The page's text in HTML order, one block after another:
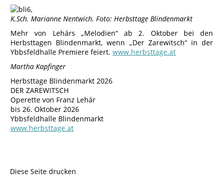
‚
K.Sch. Marianne Nentwich. Foto: Herbsttage Blindenmarkt
Mehr von Lehárs „Melodien“ ab 2. Oktober bei den
Herbsttagen Blindenmarkt, wenn „Der Zarewitsch“ in der
Ybbsfeldhalle Premiere feiert. www.herbsttage.at
Martha Kapfinger
Herbsttage Blindenmarkt 2026
DER ZAREWITSCH
Operette von Franz Lehár
bis 26. Oktober 2026
Ybbsfeldhalle Blindenmarkt
www.herbsttage.at
Diese Seite drucken